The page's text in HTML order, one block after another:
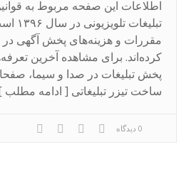
اطلاعات این صفحه مربوط به
مقررات و هزینه‌های پخش آگهی در
کرده‌اند. برای مشاهده آخرین
پخش تبلیغات در صدا و سیما،
ساخت تیزر تبلیغاتی [ ادامه مطلب
0 دیدگاه